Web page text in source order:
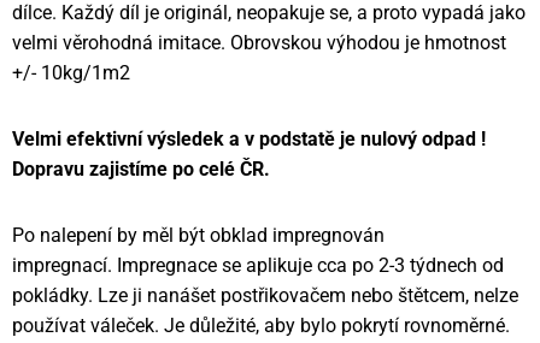
dílce. Každý díl je originál, neopakuje se, a proto vypadá jako
velmi věrohodná imitace. Obrovskou výhodou je hmotnost
+/- 10kg/1m2
Velmi efektivní výsledek a v podstatě je nulový odpad !
Dopravu zajistíme po celé ČR.
Po nalepení by měl být obklad impregnován
impregnací. Impregnace se aplikuje cca po 2-3 týdnech od
pokládky. Lze ji nanášet postřikovačem nebo štětcem, nelze
používat váleček. Je důležité, aby bylo pokrytí rovnoměrné.